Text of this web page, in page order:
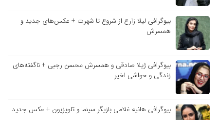
بیوگرافی لیلا زارع از شروع تا شهرت + عکس‌های جدید و
همسرش
بیوگرافی ژیلا صادقی و همسرش محسن رجبی + ناگفته‌های
زندگی و حواشی اخیر
بیوگرافی هانیه غلامی بازیگر سینما و تلویزیون + عکس جدید